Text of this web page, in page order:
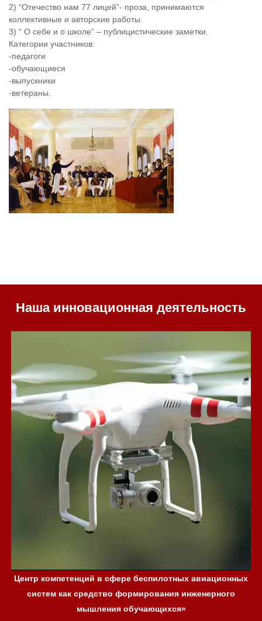
2) “Отечество нам 77 лицей”- проза, принимаются
коллективные и авторские работы.
3) “ О себе и о школе” – публицистические заметки.
Категории участников:
-педагоги
-обучающиеся
-выпускники
-ветераны.
Наша инновационная деятельность
Центр компетенций в сфере беспилотных авиационных
систем как средство формирования инженерного
мышления обучающихся»